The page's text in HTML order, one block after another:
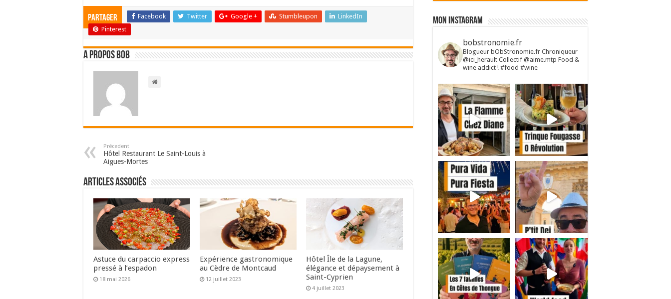
Partager Facebook Twitter Google + Stumbleupon
LinkedIn
Pinterest
A propos bOb
Précedent
Hôtel Restaurant Le Saint-Louis à
Aigues-Mortes
Articles associés
Astuce du carpaccio express
pressé à l’espadon
18 mai 2026
Expérience gastronomique
au Cèdre de Montcaud
12 juillet 2023
Hôtel Île de la Lagune,
élégance et dépaysement à
Saint-Cyprien
4 juillet 2023
Mon Instagram
bobstronomie.fr
Blogueur bObStronomie.fr Chroniqueur
@ici_herault Collectif @aime.mtp Food &
wine addict ! #food #wine